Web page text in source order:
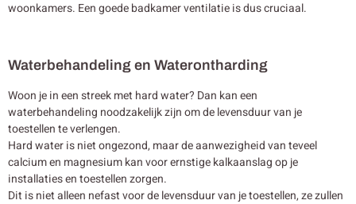
woonkamers. Een goede badkamer ventilatie is dus cruciaal.
Waterbehandeling en Waterontharding
Woon je in een streek met hard water? Dan kan een
waterbehandeling noodzakelijk zijn om de levensduur van je
toestellen te verlengen.
Hard water is niet ongezond, maar de aanwezigheid van teveel
calcium en magnesium kan voor ernstige kalkaanslag op je
installaties en toestellen zorgen.
Dit is niet alleen nefast voor de levensduur van je toestellen, ze zullen